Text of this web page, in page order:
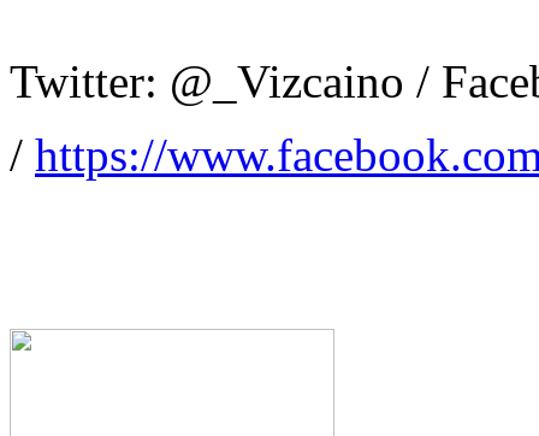
Twitter: @_Vizcaino /
/ https://